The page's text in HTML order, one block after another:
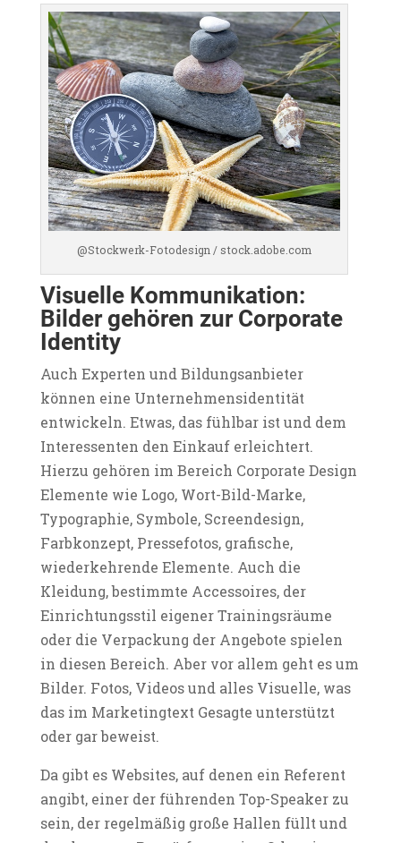
@Stockwerk-Fotodesign / stock.adobe.com
Visuelle Kommunikation:
Bilder gehören zur Corporate
Identity
Auch Experten und Bildungsanbieter
können eine Unternehmensidentität
entwickeln. Etwas, das fühlbar ist und dem
Interessenten den Einkauf erleichtert.
Hierzu gehören im Bereich Corporate Design
Elemente wie Logo, Wort-Bild-Marke,
Typographie, Symbole, Screendesign,
Farbkonzept, Pressefotos, grafische,
wiederkehrende Elemente. Auch die
Kleidung, bestimmte Accessoires, der
Einrichtungsstil eigener Trainingsräume
oder die Verpackung der Angebote spielen
in diesen Bereich. Aber vor allem geht es um
Bilder. Fotos, Videos und alles Visuelle, was
das im Marketingtext Gesagte unterstützt
oder gar beweist.
Da gibt es Websites, auf denen ein Referent
angibt, einer der führenden Top-Speaker zu
sein, der regelmäßig große Hallen füllt und